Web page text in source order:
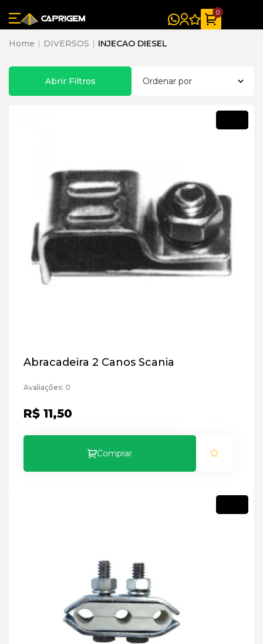
0
Home DIVERSOS INJECAO DIESEL
Abrir Filtros
Abracadeira 2 Canos Scania
Avaliações: 0
R$ 11,50
Comprar